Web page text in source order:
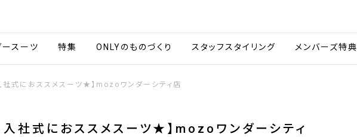
スーツ 特集 ONLYのものづくり スタッフスタイリング メンバーズ特典
社式におススメスーツ★】mozoワンダーシティ店
入社式におススメスーツ★】mozoワンダーシティ